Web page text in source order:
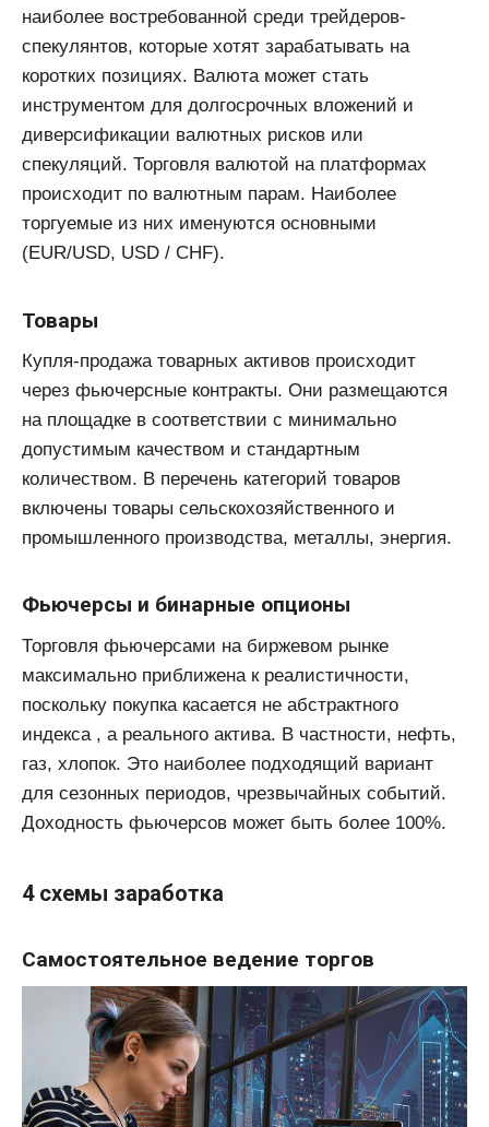
наиболее востребованной среди трейдеров-
спекулянтов, которые хотят зарабатывать на
коротких позициях. Валюта может стать
инструментом для долгосрочных вложений и
диверсификации валютных рисков или
спекуляций. Торговля валютой на платформах
происходит по валютным парам. Наиболее
торгуемые из них именуются основными
(EUR/USD, USD / CHF).
Товары
Купля-продажа товарных активов происходит
через фьючерсные контракты. Они размещаются
на площадке в соответствии с минимально
допустимым качеством и стандартным
количеством. В перечень категорий товаров
включены товары сельскохозяйственного и
промышленного производства, металлы, энергия.
Фьючерсы и бинарные опционы
Торговля фьючерсами на биржевом рынке
максимально приближена к реалистичности,
поскольку покупка касается не абстрактного
индекса , а реального актива. В частности, нефть,
газ, хлопок. Это наиболее подходящий вариант
для сезонных периодов, чрезвычайных событий.
Доходность фьючерсов может быть более 100%.
4 схемы заработка
Самостоятельное ведение торгов